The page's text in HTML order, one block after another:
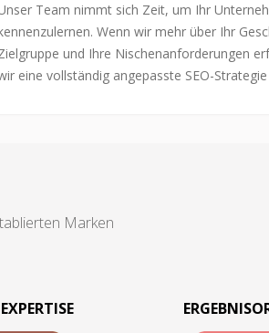
Team nimmt sich Zeit, um Ihr
Wenn wir mehr über Ihr
und Ihre Nischenanforderungen
eine vollständig angepasste SEO-
Marken